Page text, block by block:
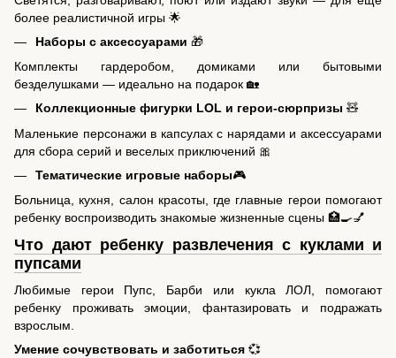
более реалистичной игры 🌟
Наборы с аксессуарами 🎁
Комплекты гардеробом, домиками или бытовыми
безделушками — идеально на подарок 🏡
Коллекционные фигурки LOL и герои-сюрпризы 🧸
Маленькие персонажи в капсулах с нарядами и аксессуарами
для сбора серий и веселых приключений 🎀
Тематические игровые наборы🎮
Больница, кухня, салон красоты, где главные герои помогают
ребенку воспроизводить знакомые жизненные сцены 🏥🍳💅
Что дают ребенку развлечения с куклами и
пупсами
Любимые герои Пупс, Барби или кукла ЛОЛ, помогают
ребенку проживать эмоции, фантазировать и подражать
взрослым.
Умение сочувствовать и заботиться 💞